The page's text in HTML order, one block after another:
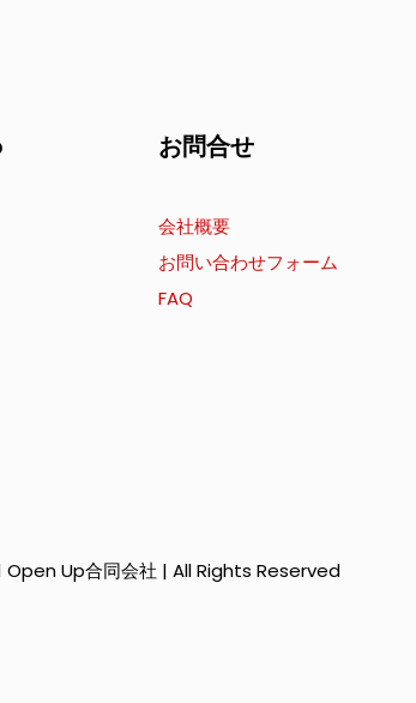
お問合せ
会社概要
お問い合わせフォーム
FAQ
Open Up合同会社 | All Rights Reserved